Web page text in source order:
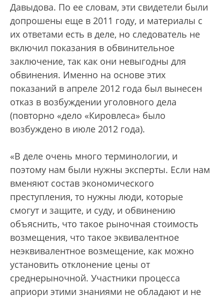
Давыдова. По ее словам, эти свидетели были
допрошены еще в 2011 году, и материалы с
их ответами есть в деле, но следователь не
включил показания в обвинительное
заключение, так как они невыгодны для
обвинения. Именно на основе этих
показаний в апреле 2012 года был вынесен
отказ в возбуждении уголовного дела
(повторно «дело «Кировлеса» было
возбуждено в июле 2012 года).
«В деле очень много терминологии, и
поэтому нам были нужны эксперты. Если нам
вменяют состав экономического
преступления, то нужны люди, которые
смогут и защите, и суду, и обвинению
объяснить, что такое рыночная стоимость
возмещения, что такое эквивалентное
неэквивалентное возмещение, как можно
установить отклонение цены от
среднерыночной. Участники процесса
априори этими знаниями не обладают и не